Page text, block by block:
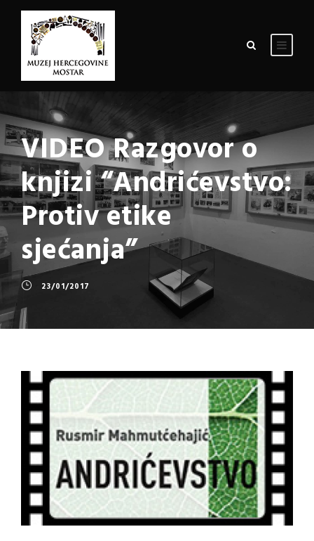
VIDEO Razgovor o
knjizi “Andrićevstvo:
Protiv etike
sjećanja”
23/01/2017